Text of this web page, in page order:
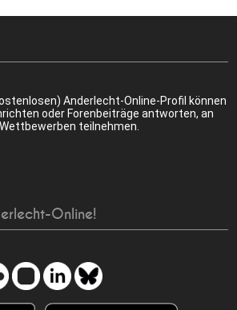
Anderlecht-Online-Profil können
oder Forenbeiträge antworten, an
teilnehmen.
Online!